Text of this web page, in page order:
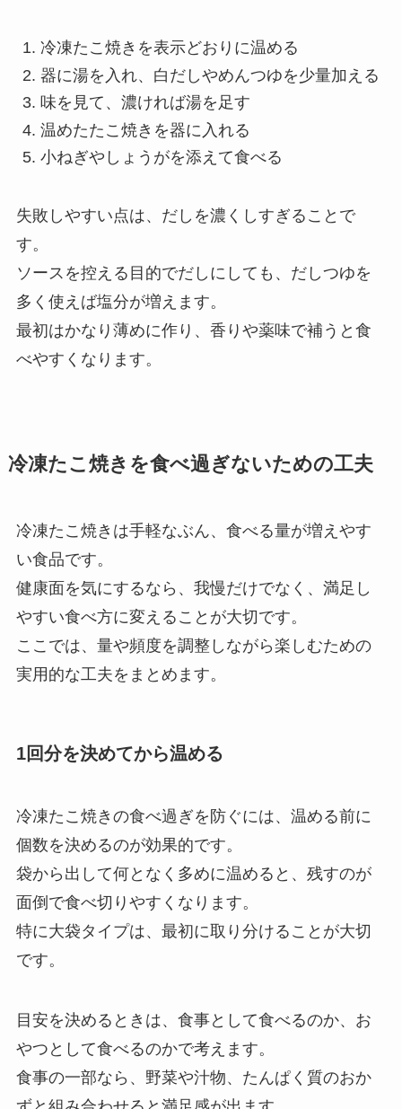
冷凍たこ焼きを表示どおりに温める
器に湯を入れ、白だしやめんつゆを少量加える
味を見て、濃ければ湯を足す
温めたたこ焼きを器に入れる
小ねぎやしょうがを添えて食べる
失敗しやすい点は、だしを濃くしすぎることで
す。
ソースを控える目的でだしにしても、だしつゆを
多く使えば塩分が増えます。
最初はかなり薄めに作り、香りや薬味で補うと食
べやすくなります。
冷凍たこ焼きを食べ過ぎないための工夫
冷凍たこ焼きは手軽なぶん、食べる量が増えやす
い食品です。
健康面を気にするなら、我慢だけでなく、満足し
やすい食べ方に変えることが大切です。
ここでは、量や頻度を調整しながら楽しむための
実用的な工夫をまとめます。
1回分を決めてから温める
冷凍たこ焼きの食べ過ぎを防ぐには、温める前に
個数を決めるのが効果的です。
袋から出して何となく多めに温めると、残すのが
面倒で食べ切りやすくなります。
特に大袋タイプは、最初に取り分けることが大切
です。
目安を決めるときは、食事として食べるのか、お
やつとして食べるのかで考えます。
食事の一部なら、野菜や汁物、たんぱく質のおか